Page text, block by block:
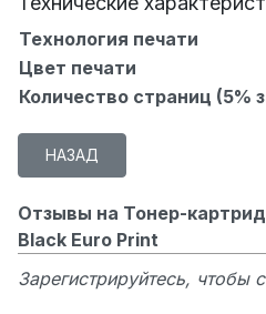
Технология печати
Цвет печати
Количество страниц (5%
Отзывы на Тонер-
Black Euro Print
Зарегистрируйтесь, чтобы